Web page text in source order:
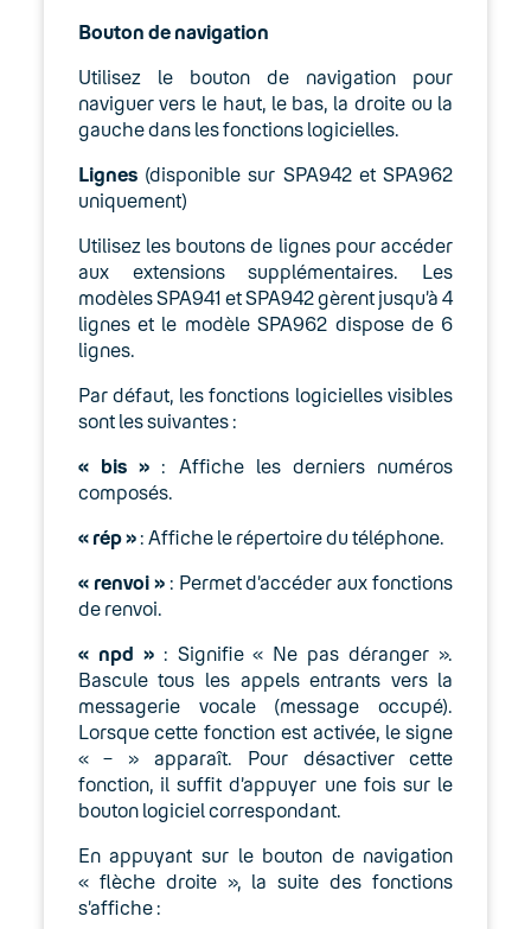
Cisco SPA525
Cisco SPA5xx (sauf 525)
Console Cisco SPA500S
Linksys SPA9xx
CoComm
Spectralink
Yealink
06. Cybersécurité
Keyyo Visio
Bouton de navigation
Utilisez le bouton de navigation pour
naviguer vers le haut, le bas, la droite ou la
gauche dans les fonctions logicielles.
Lignes(disponible sur SPA942 et SPA962
uniquement)
Utilisez les boutons de lignes pour accéder
aux extensions supplémentaires. Les
modèles SPA941 et SPA942 gèrent jusqu’à 4
lignes et le modèle SPA962 dispose de 6
lignes.
Par défaut, les fonctions logicielles visibles
sont les suivantes :
« bis » :
Affiche les derniers numéros
composés.
« rép » : Affiche le répertoire du téléphone.
« renvoi » : Permet d’accéder aux fonctions
de renvoi.
« npd » : Signifie « Ne pas déranger ».
Bascule tous les appels entrants vers la
messagerie vocale (message occupé).
Lorsque cette fonction est activée, le signe
« – » apparaît. Pour désactiver cette
fonction, il suffit d’appuyer une fois sur le
bouton logiciel correspondant.
En appuyant sur le bouton de navigation
« flèche droite », la suite des fonctions
s’affiche :